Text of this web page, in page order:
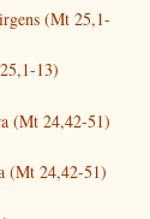
(Mt 25,1-
13)
(Mt 24,42-51)
(Mt 24,42-51)